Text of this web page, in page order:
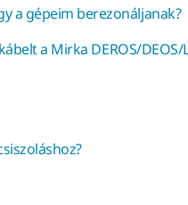
a gépeim berezonáljanak?
a Mirka DEROS/DEOS/